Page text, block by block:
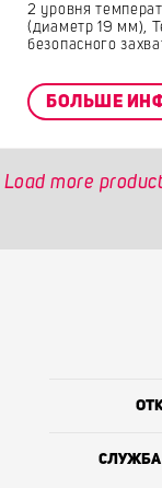
2 уровня
(диаметр 19 мм),
безопасного
БОЛЬШЕ
Load more